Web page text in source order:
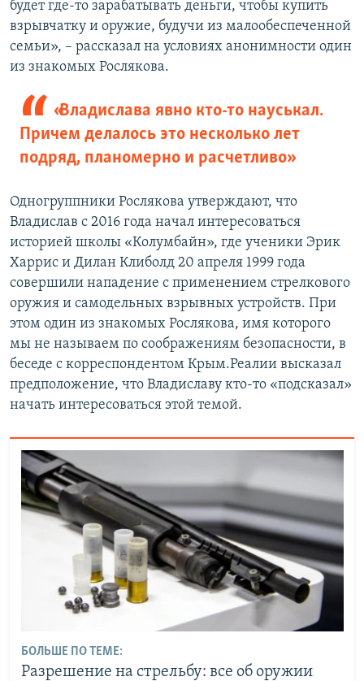
будет где-то зарабатывать деньги, чтобы купить
взрывчатку и оружие, будучи из малообеспеченной
семьи», – рассказал на условиях анонимности один
из знакомых Рослякова.
«Владислава явно кто-то науськал.
Причем делалось это несколько лет
подряд, планомерно и расчетливо»
Одногруппники Рослякова утверждают, что
Владислав с 2016 года начал интересоваться
историей школы «Колумбайн», где ученики Эрик
Харрис и Дилан Клиболд 20 апреля 1999 года
совершили нападение с применением стрелкового
оружия и самодельных взрывных устройств. При
этом один из знакомых Рослякова, имя которого
мы не называем по соображениям безопасности, в
беседе с корреспондентом Крым.Реалии высказал
предположение, что Владиславу кто-то «подсказал»
начать интересоваться этой темой.
БОЛЬШЕ ПО ТЕМЕ:
Разрешение на стрельбу: все об оружии